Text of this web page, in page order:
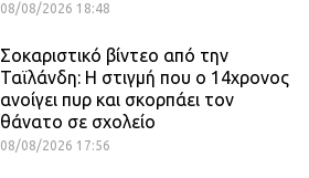
08/08/2026 18:48
Σοκαριστικό βίντεο από την
Ταϊλάνδη: Η στιγμή που ο 14χρονος
ανοίγει πυρ και σκορπάει τον
θάνατο σε σχολείο
08/08/2026 17:56